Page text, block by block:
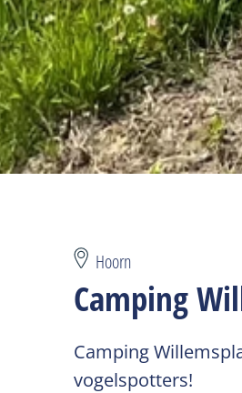
Hoorn
Camping
Camping
vogelspotters!